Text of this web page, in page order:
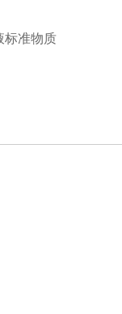
标准物质